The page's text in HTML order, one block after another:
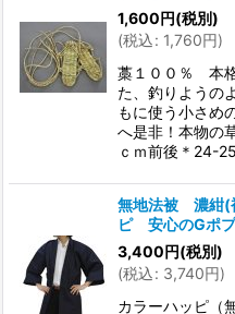
1,600円(税別)
(税込: 1,760円)
藁１００％ 本
た、釣りようの
もに使う小さめ
へ是非！本物
ｃｍ前後＊24-
無地法被 濃紺(
ピ 安心のGポ
3,400円(税別)
(税込: 3,740円)
カラーハッピ